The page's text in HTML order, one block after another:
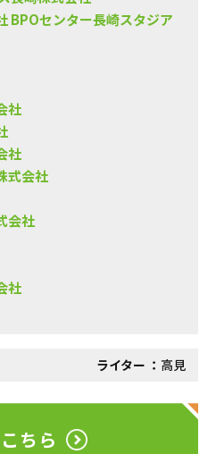
BPOセンター長崎スタジア
社
社
式会社
会社
社
ライター ： 高見
ちら